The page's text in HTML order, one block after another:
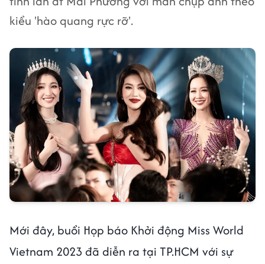
kiểu 'hào quang rực rỡ'.
Mới đây, buổi Họp báo Khởi động Miss World
Vietnam 2023 đã diễn ra tại TP.HCM với sự